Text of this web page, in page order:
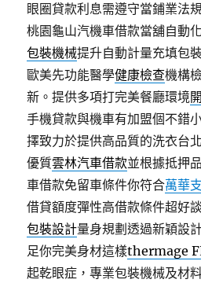
眼圈貸款利息需遵守當鋪業法
桃園龜山汽機車借款當舖自動
包裝機械提升自動計量充填包
歐美先功能醫學健康檢查機構
新。提供多項打完美餐廳環境
手機貸款與機車有加盟個不錯
擇致力於提供高品質的洗衣台
優質雲林汽車借款並根據抵押
車借款免留車條件你符合萬華
借貸額度彈性高借款條件超好
包裝設計量身規劃透過新穎設
足你完美身材這樣thermage
起乾眼症，專業包裝機械及材